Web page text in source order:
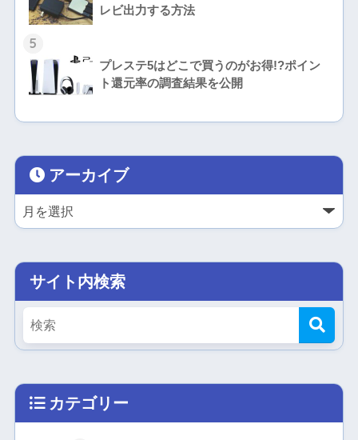
レビ出力する方法
5
プレステ5はどこで買うのがお得!?ポイン
ト還元率の調査結果を公開
アーカイブ
サイト内検索
カテゴリー